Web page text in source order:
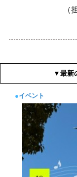
（
▼最新
●イベント